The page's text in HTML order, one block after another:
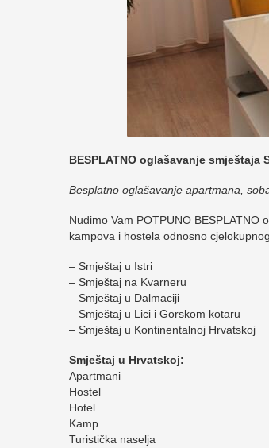
BESPLATNO oglašavanje smještaja
Besplatno oglašavanje apartmana,
Nudimo Vam POTPUNO BESPLATNO
kampova i hostela odnosno cjelokupnog
– Smještaj u Istri
– Smještaj na Kvarneru
– Smještaj u Dalmaciji
– Smještaj u Lici i Gorskom kotaru
– Smještaj u Kontinentalnoj Hrvatskoj
Smještaj u Hrvatskoj:
Apartmani
Hostel
Hotel
Kamp
Turistička naselja